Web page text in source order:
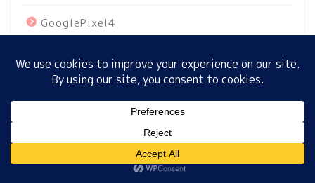
GooglePixel4
iOs13
Mother
プロフィール サイトマップ